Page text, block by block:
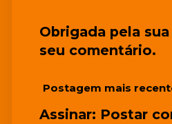
Obrigada pela
seu comentário.
Postagem mais
Assinar: Postar